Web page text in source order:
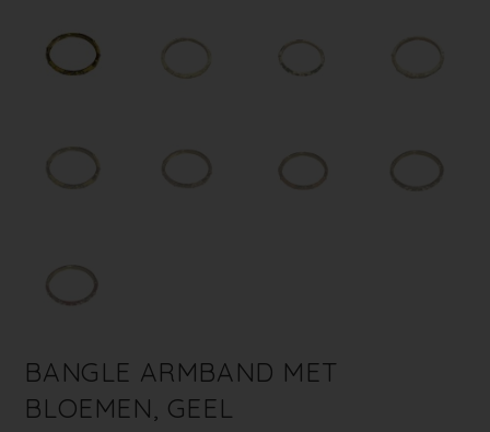
BANGLE ARMBAND MET
BLOEMEN, GEEL